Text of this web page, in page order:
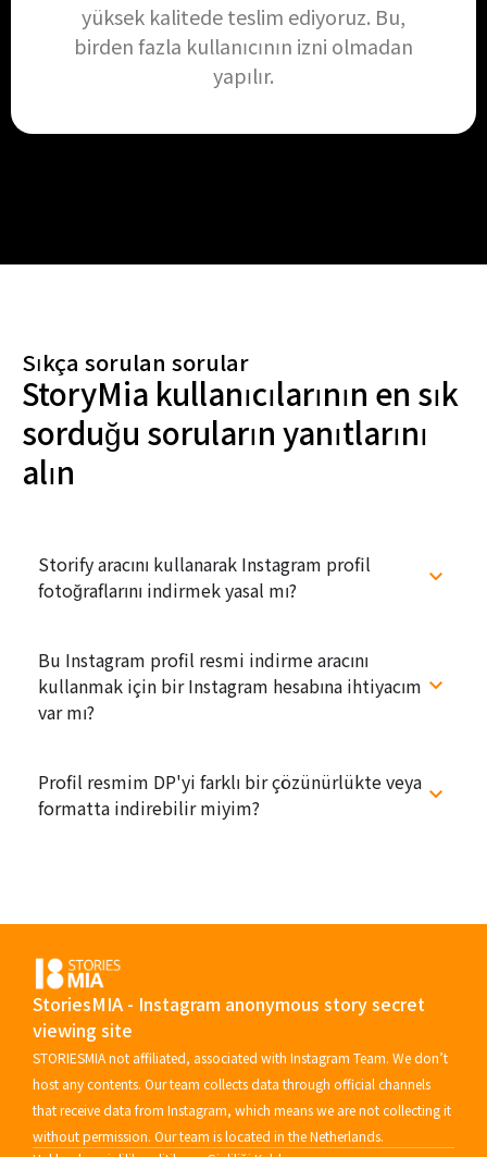
yüksek kalitede teslim ediyoruz. Bu,
birden fazla kullanıcının izni olmadan
yapılır.
Sıkça sorulan sorular
StoryMia kullanıcılarının en sık
sorduğu soruların yanıtlarını
alın
Storify aracını kullanarak Instagram profil
fotoğraflarını indirmek yasal mı?
Bu Instagram profil resmi indirme aracını
kullanmak için bir Instagram hesabına ihtiyacım
var mı?
Profil resmim DP'yi farklı bir çözünürlükte veya
formatta indirebilir miyim?
StoriesMIA - Instagram anonymous story secret
viewing site
STORIESMIA not affiliated, associated with Instagram Team. We don’t
host any contents. Our team collects data through official channels
that receive data from Instagram, which means we are not collecting it
without permission. Our team is located in the Netherlands.